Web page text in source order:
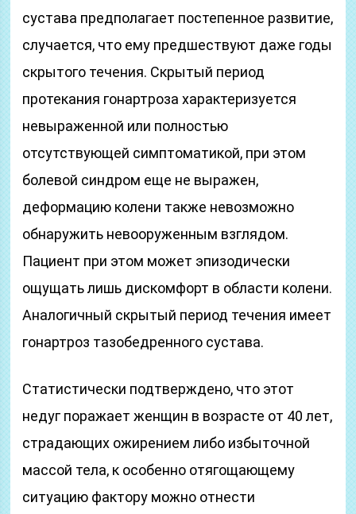
сустава предполагает постепенное развитие,
случается, что ему предшествуют даже годы
скрытого течения. Скрытый период
протекания гонартроза характеризуется
невыраженной или полностью
отсутствующей симптоматикой, при этом
болевой синдром еще не выражен,
деформацию колени также невозможно
обнаружить невооруженным взглядом.
Пациент при этом может эпизодически
ощущать лишь дискомфорт в области колени.
Аналогичный скрытый период течения имеет
гонартроз тазобедренного сустава.
Статистически подтверждено, что этот
недуг поражает женщин в возрасте от 40 лет,
страдающих ожирением либо избыточной
массой тела, к особенно отягощающему
ситуацию фактору можно отнести